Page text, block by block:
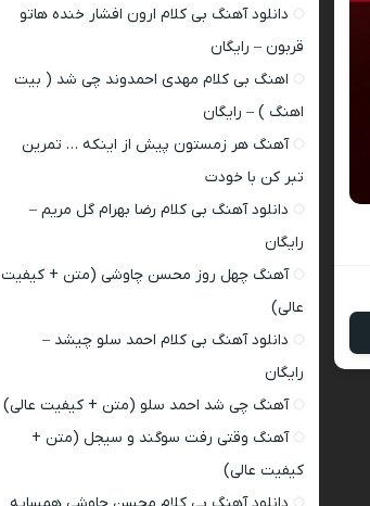
دانلود آهنگ بی کلام ارون افشار خنده هاتو
قربون – رایگان
اهنگ بی کلام مهدی احمدوند چی شد ( بیت
اهنگ ) – رایگان
آهنگ هر زمستون پیش از اینکه … تمرین
تبر کن با خودت
دانلود آهنگ بی کلام رضا بهرام گل مریم –
رایگان
آهنگ چهل روز محسن چاوشی (متن + کیفیت
عالی)
دانلود آهنگ بی کلام احمد سلو چیشد –
رایگان
آهنگ چی شد احمد سلو (متن + کیفیت عالی)
آهنگ وقتی رفت سوگند و سیجل (متن +
کیفیت عالی)